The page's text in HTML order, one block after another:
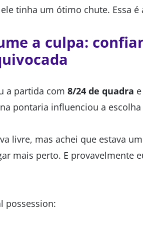
tinha um ótimo chute. Essa é
a culpa:
a partida com 8/24 de quadra e
pontaria influenciou a
livre, mas achei que estava
mais perto. E provavelmente
possession: